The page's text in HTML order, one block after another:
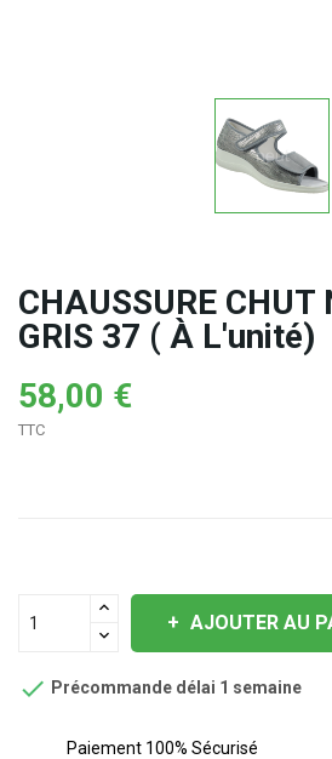
CHAUSSURE CHUT
GRIS 37 ( À L'unité)
58,00 €
TTC
AJOUTER AU
 Précommande délai 1 semaine
Paiement 100% Sécurisé